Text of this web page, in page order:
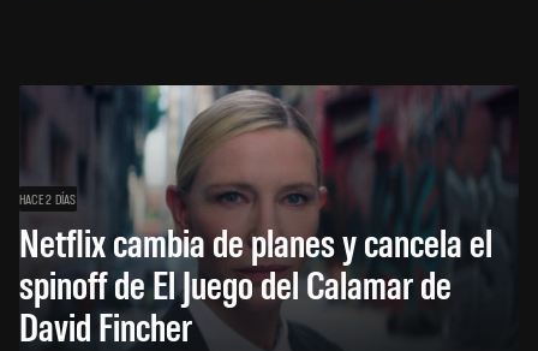
HACE 2 DÍAS
Netflix cambia de planes y cancela el
spinoff de El Juego del Calamar de
David Fincher